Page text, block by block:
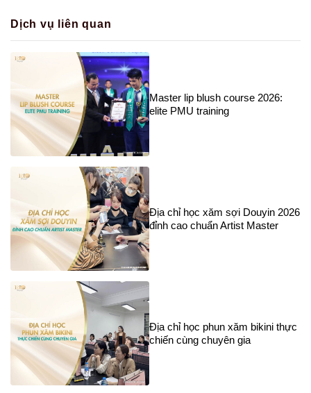
Dịch vụ liên quan
Master lip blush course 2026:
elite PMU training
Địa chỉ học xăm sợi Douyin 2026
đỉnh cao chuẩn Artist Master
Địa chỉ học phun xăm bikini thực
chiến cùng chuyên gia